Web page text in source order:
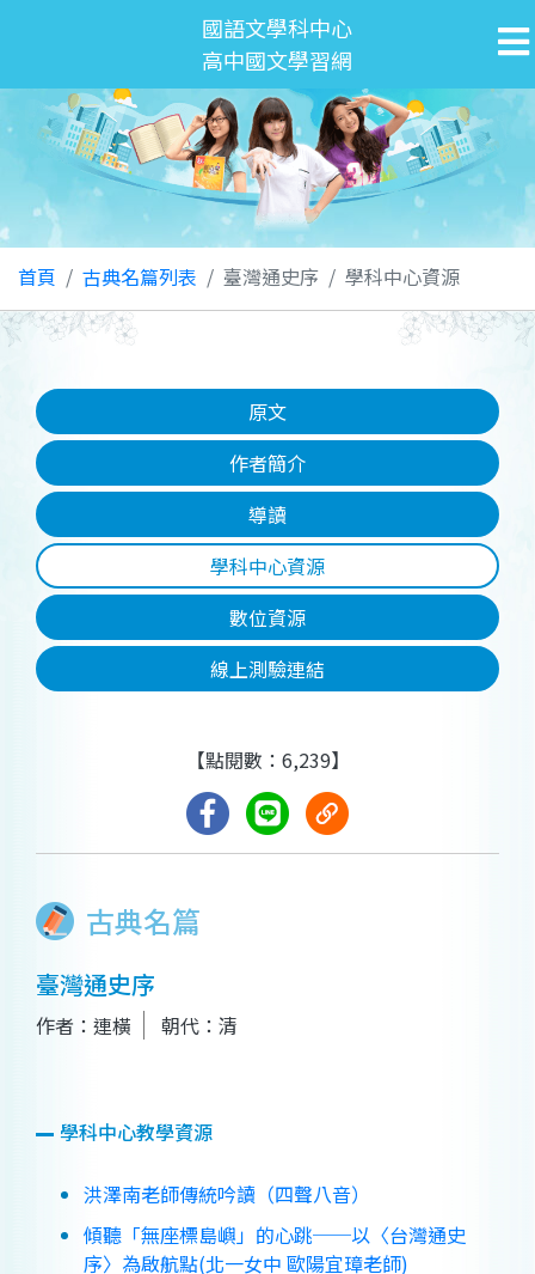
國語文學科中心
高中國文學習網
首頁 古典名篇列表 臺灣通史序 學科中心資源
原文
作者簡介
導讀
學科中心資源
數位資源
線上測驗連結
【點閱數：6,239】
古典名篇
臺灣通史序
作者：連橫 朝代：清
學科中心教學資源
洪澤南老師傳統吟讀（四聲八音）
傾聽「無座標島嶼」的心跳──以〈台灣通史
序〉為啟航點(北一女中 歐陽宜璋老師)